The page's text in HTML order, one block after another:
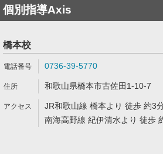
個別指導Axis
橋本校
0736-39-5770
和歌山県橋本市古佐田1-10-7
JR和歌山線 橋本より 徒歩 約3
南海高野線 紀伊清水より 徒歩